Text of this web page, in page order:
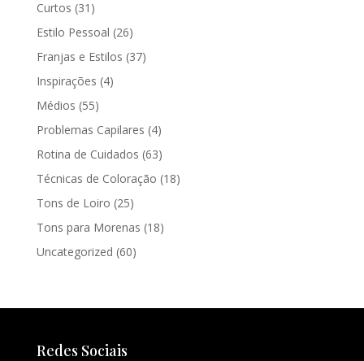
Curtos (31)
Estilo Pessoal (26)
Franjas e Estilos (37)
Inspirações (4)
Médios (55)
Problemas Capilares (4)
Rotina de Cuidados (63)
Técnicas de Coloração (18)
Tons de Loiro (25)
Tons para Morenas (18)
Uncategorized (60)
Redes Sociais